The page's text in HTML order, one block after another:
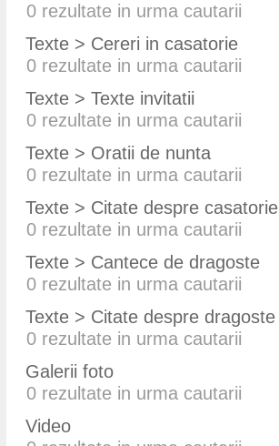
0 rezultate in urma cautarii
Texte > Cereri in casatorie
0 rezultate in urma cautarii
Texte > Texte invitatii
0 rezultate in urma cautarii
Texte > Oratii de nunta
0 rezultate in urma cautarii
Texte > Citate despre casatorie
0 rezultate in urma cautarii
Texte > Cantece de dragoste
0 rezultate in urma cautarii
Texte > Citate despre dragoste
0 rezultate in urma cautarii
Galerii foto
0 rezultate in urma cautarii
Video